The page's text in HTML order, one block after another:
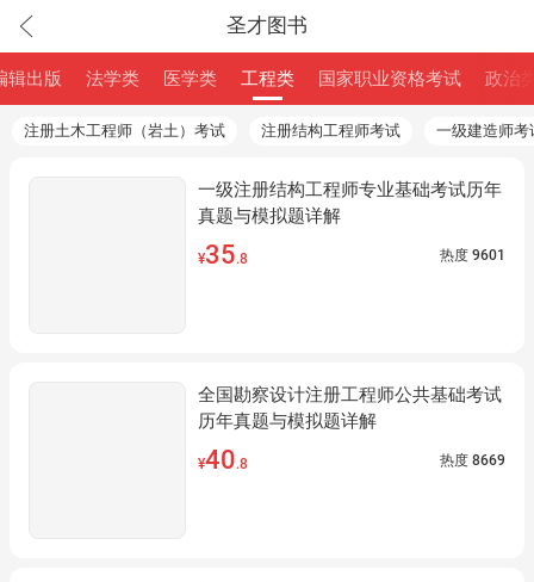
圣才图书
辑出版 法学类 医学类 工程类 国家职业资格考试 政治
注册土木工程师（岩土）考试 注册结构工程师考试 一级建造师考
一级注册结构工程师专业基础考试历年
真题与模拟题详解
¥35.8 热度 9601
全国勘察设计注册工程师公共基础考试
历年真题与模拟题详解
¥40.8 热度 8669